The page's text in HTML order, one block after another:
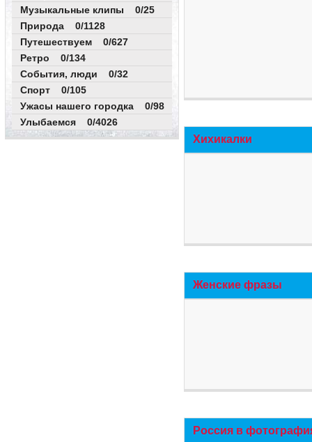
Музыкальные клипы 0/25
Природа 0/1128
Путешествуем 0/627
Ретро 0/134
События, люди 0/32
Спорт 0/105
Ужасы нашего городка 0/98
Улыбаемся 0/4026
Хихикалки
Женские фразы
Россия в